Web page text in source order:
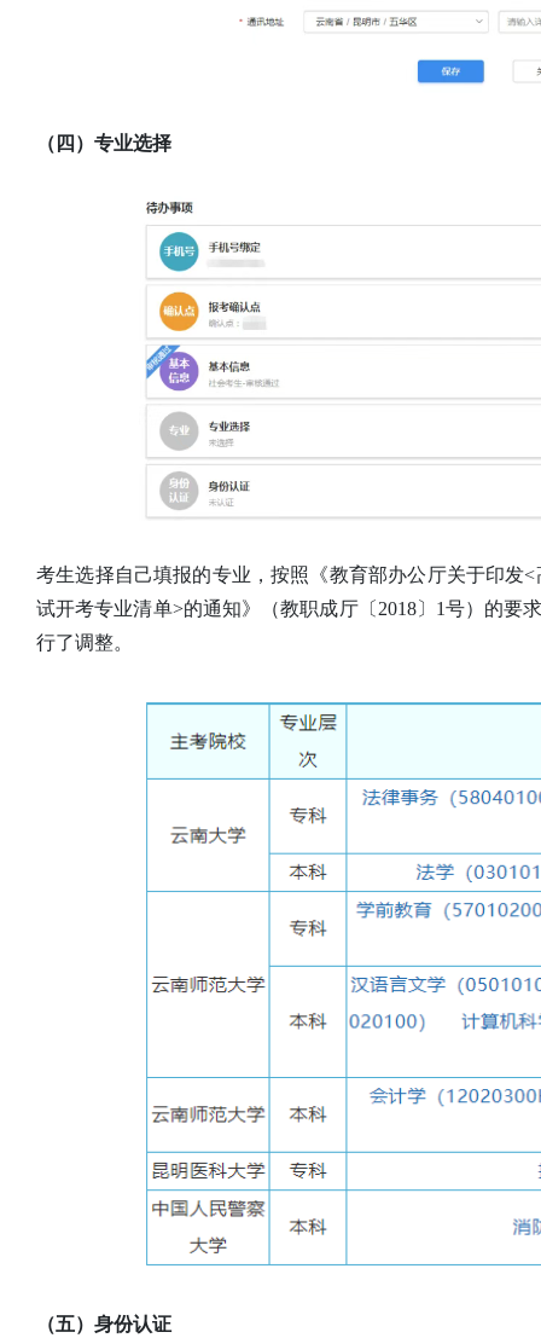
（四）专业选择
考生选择自己填报的专业，按照《教育部办公厅关于印发
试开考专业清单>的通知》（教职成厅〔2018〕1号）的要
行了调整。
（五）身份认证